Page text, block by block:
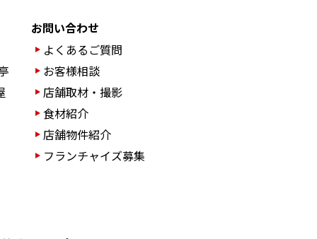
お問い合わせ
よくあるご質問
お客様相談
店舗取材・撮影
食材紹介
店舗物件紹介
フランチャイズ募集